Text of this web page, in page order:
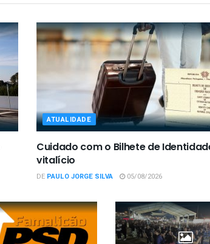
ATUALIDADE
Cuidado com o Bilhete de
vitalício
DE PAULO JORGE SILVA 05/08/2026